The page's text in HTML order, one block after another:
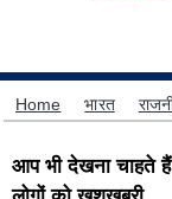
Home भारत
आप भी देखना चाहते